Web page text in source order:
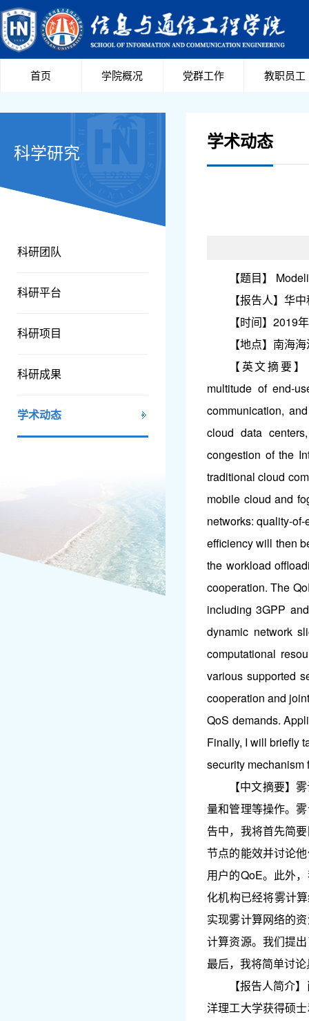
首页 学院概况 党群工作 教职员工
科学研究
科研团队
科研平台
科研项目
科研成果
学术动态
学术动态
【题目】
【报告人】华
【时间】2019
【地点】南海
【英文摘要
multitude of end-
communication,
cloud data
congestion of the
traditional cloud
mobile cloud and
networks: quality-
efficiency will then
the workload
cooperation. The
including 3GPP
dynamic network
computational
various supported
cooperation and
QoS demands.
Finally, I will briefly
security mechanism
【中文摘要】
量和管理等操作。
告中，我将首先简
节点的能效并讨论
用户的QoE。此外
化机构已经将雾计
实现雾计算网络的
计算资源。我们提
最后，我将简单讨
【报告人简介
洋理工大学获得硕